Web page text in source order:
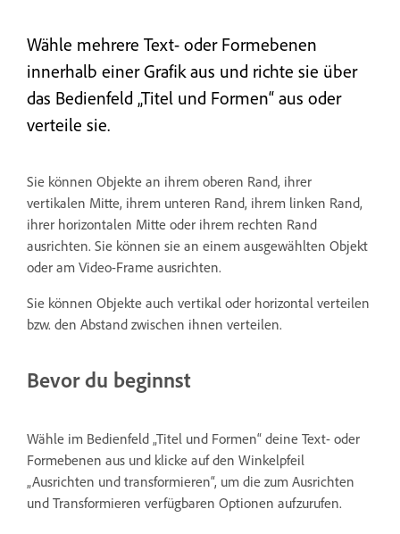
Wähle mehrere Text- oder Formebenen
innerhalb einer Grafik aus und richte sie über
das Bedienfeld „Titel und Formen“ aus oder
verteile sie.
Sie können Objekte an ihrem oberen Rand, ihrer
vertikalen Mitte, ihrem unteren Rand, ihrem linken Rand,
ihrer horizontalen Mitte oder ihrem rechten Rand
ausrichten. Sie können sie an einem ausgewählten Objekt
oder am Video-Frame ausrichten.
Sie können Objekte auch vertikal oder horizontal verteilen
bzw. den Abstand zwischen ihnen verteilen.
Bevor du beginnst
Wähle im Bedienfeld „Titel und Formen“ deine Text- oder
Formebenen aus und klicke auf den Winkelpfeil
„Ausrichten und transformieren“, um die zum Ausrichten
und Transformieren verfügbaren Optionen aufzurufen.